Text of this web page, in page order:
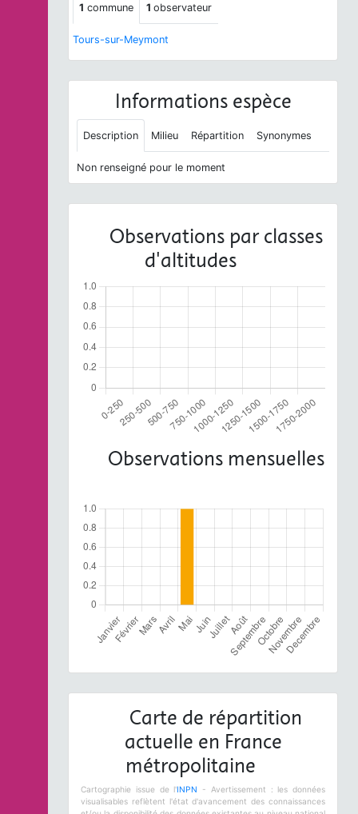
1 commune 1 observateur
Tours-sur-Meymont
Informations espèce
Description Milieu Répartition Synonymes
Non renseigné pour le moment
Observations par classes
d'altitudes
Observations mensuelles
Carte de répartition
actuelle en France
métropolitaine
Cartographie issue de l'INPN
- Avertissement : les données
visualisables reflètent l'état d'avancement des connaissances